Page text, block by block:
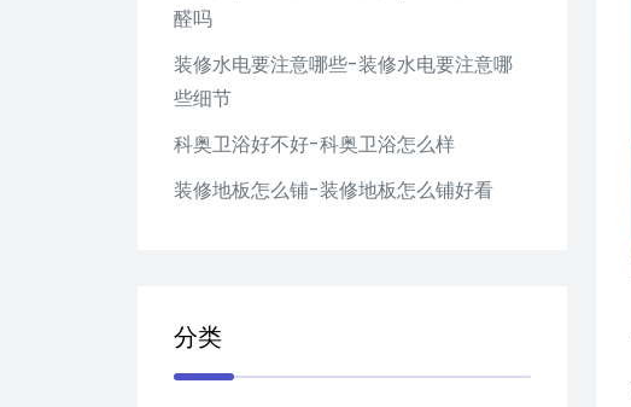
醛吗
装修水电要注意哪些-装修水电要注意哪
些细节
科奥卫浴好不好-科奥卫浴怎么样
装修地板怎么铺-装修地板怎么铺好看
分类